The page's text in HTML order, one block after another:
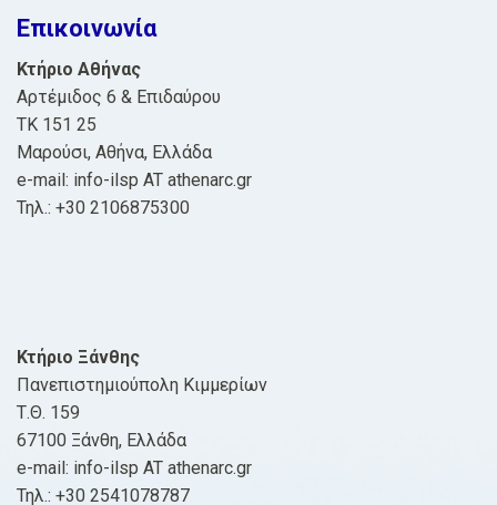
Επικοινωνία
Κτήριο Αθήνας
Αρτέμιδος 6 & Επιδαύρου
ΤΚ 151 25
Μαρούσι, Αθήνα, Ελλάδα
e-mail: info-ilsp AT athenarc.gr
Τηλ.: +30 2106875300
Κτήριο Ξάνθης
Πανεπιστημιούπολη Κιμμερίων
Τ.Θ. 159
67100 Ξάνθη, Ελλάδα
e-mail: info-ilsp AT athenarc.gr
Τηλ.: +30 2541078787